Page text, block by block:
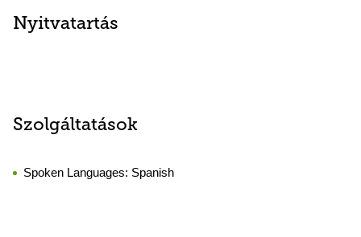
Nyitvatartás
Szolgáltatások
Spoken Languages: Spanish